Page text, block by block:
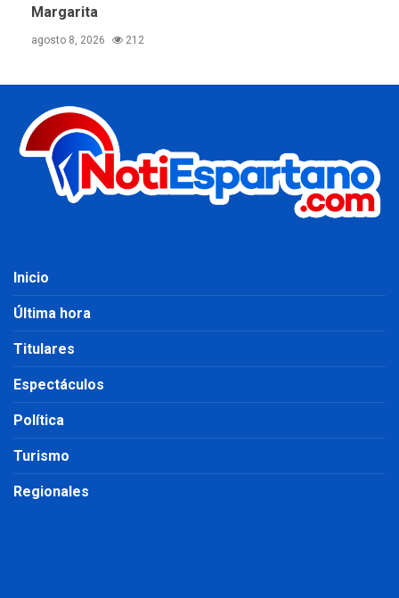
Margarita
agosto 8, 2026 212
Inicio
Última hora
Titulares
Espectáculos
Política
Turismo
Regionales